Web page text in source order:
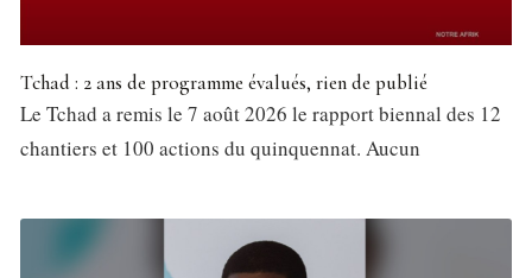
Tchad : 2 ans de programme évalués, rien de publié
Le Tchad a remis le 7 août 2026 le rapport biennal des 12
chantiers et 100 actions du quinquennat. Aucun